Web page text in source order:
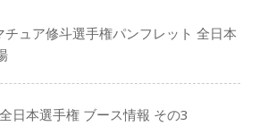
ュア修斗選手権パンフレット 全日本
日本選手権 ブース情報 その3